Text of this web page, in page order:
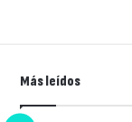
Más leídos